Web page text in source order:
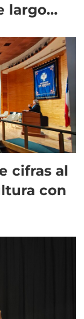
largo
cifras al
con